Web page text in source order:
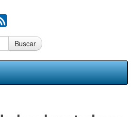
Buscar